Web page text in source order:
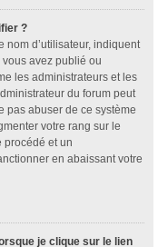
?
nom d’utilisateur, indiquent
avez publié ou
les administrateurs et les
du forum peut
pas abuser de ce système
votre rang sur le
procédé et un
en abaissant votre
je clique sur le lien